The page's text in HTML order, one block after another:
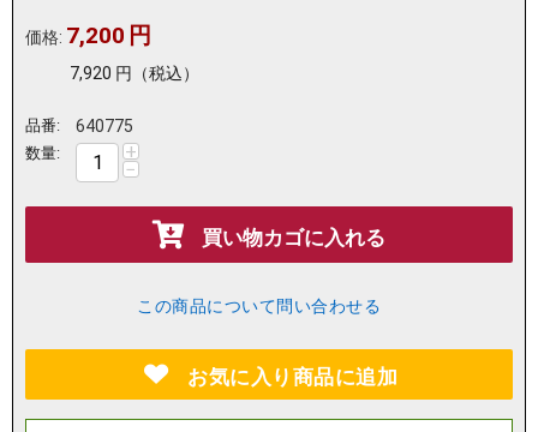
価格: 7,200 円
7,920 円 （税込）
品番: 640775
数量: +
−
買い物カゴに入れる
この商品について問い合わせる
お気に入り商品に追加